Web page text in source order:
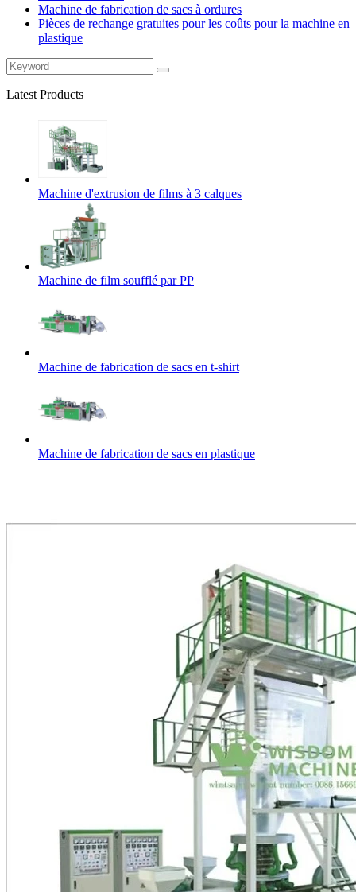
Machine de fabrication de sacs à ordures
Pièces de rechange gratuites pour les coûts pour la machine en
plastique
Latest Products
Machine d'extrusion de films à 3 calques
Machine de film soufflé par PP
Machine de fabrication de sacs en t-shirt
Machine de fabrication de sacs en plastique